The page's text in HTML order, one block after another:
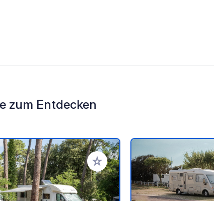
zum Entdecken
Zu Ihren Favoriten hinzufügen